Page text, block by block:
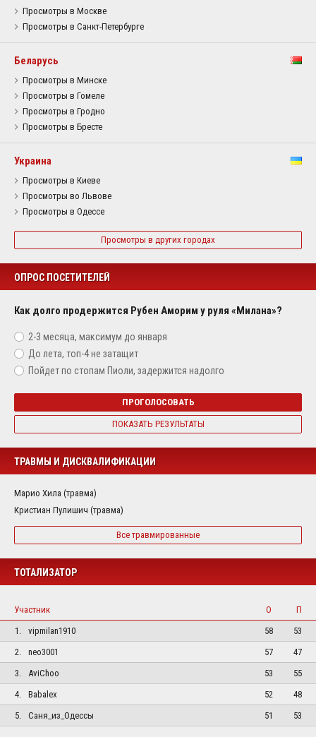
Просмотры в Москве
Просмотры в Санкт-Петербурге
Беларусь
Просмотры в Минске
Просмотры в Гомеле
Просмотры в Гродно
Просмотры в Бресте
Украина
Просмотры в Киеве
Просмотры во Львове
Просмотры в Одессе
Просмотры в других городах
ОПРОС ПОСЕТИТЕЛЕЙ
Как долго продержится Рубен Аморим у руля «Милана»?
2-3 месяца, максимум до января
До лета, топ-4 не затащит
Пойдет по стопам Пиоли, задержится надолго
ПРОГОЛОСОВАТЬ
ПОКАЗАТЬ РЕЗУЛЬТАТЫ
ТРАВМЫ И ДИСКВАЛИФИКАЦИИ
Марио Хила (травма)
Кристиан Пулишич (травма)
Все травмированные
ТОТАЛИЗАТОР
Участник О
П
1.
vipmilan1910 58
53
2.
neo3001 57
47
3.
AviChoo 53
55
4.
Babalex 52
48
5.
Саня_из_Одессы 51 53